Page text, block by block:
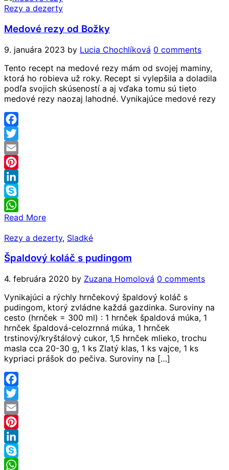
Rezy a dezerty
Medové rezy od Božky
9. januára 2023 by Lucia Chochlíková 0 comments
Tento recept na medové rezy mám od svojej maminy,
ktorá ho robieva už roky. Recept si vylepšila a doladila
podľa svojich skúseností a aj vďaka tomu sú tieto
medové rezy naozaj lahodné. Vynikajúce medové rezy
Facebook
Twitter
Email
Pinterest
LinkedIn
Skype
WhatsApp
Read More
Rezy a dezerty, Sladké
Špaldový koláč s pudingom
4. februára 2020 by Zuzana Homolová 0 comments
Vynikajúci a rýchly hrnčekový špaldový koláč s
pudingom, ktorý zvládne každá gazdinka. Suroviny na
cesto (hrnček = 300 ml) : 1 hrnček špaldová múka, 1
hrnček špaldová-celozrnná múka, 1 hrnček
trstinový/kryštálový cukor, 1,5 hrnček mlieko, trochu
masla cca 20-30 g, 1 ks Zlatý klas, 1 ks vajce, 1 ks
kypriaci prášok do pečiva. Suroviny na […]
Facebook
Twitter
Email
Pinterest
LinkedIn
Skype